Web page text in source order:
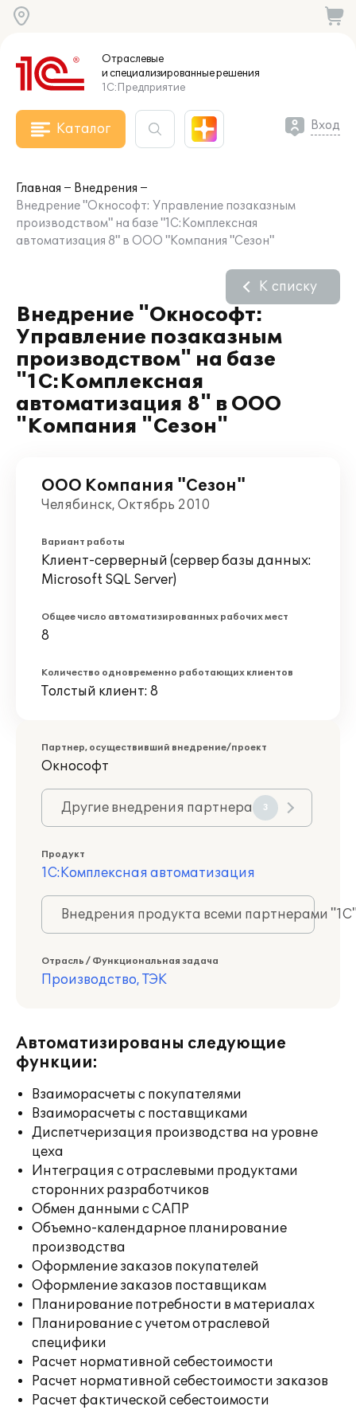
Отраслевые
и специализированныерешения
1С:Предприятие
Каталог Вход
Главная
Внедрения
Внедрение "Окнософт: Управление позаказным
производством" на базе "1С:Комплексная
автоматизация 8" в ООО "Компания "Сезон"
Внедрение "Окнософт:
Управление позаказным
производством" на базе
"1С:Комплексная
автоматизация 8" в ООО
"Компания "Сезон"
К списку
ООО Компания "Сезон"
Челябинск, Октябрь 2010
Вариант работы
Клиент-серверный (сервер базы данных:
Microsoft SQL Server)
Общее число автоматизированных рабочих мест
8
Количество одновременно работающих клиентов
Толстый клиент: 8
Партнер, осуществивший внедрение/проект
Окнософт
Другие внедрения партнера 3
Продукт
1С:Комплексная автоматизация
Внедрения продукта всеми партнерами
Отрасль / Функциональная задача
Производство, ТЭК
Автоматизированы следующие
функции:
Взаиморасчеты с покупателями
Взаиморасчеты с поставщиками
Диспетчеризация производства на уровне
цеха
Интеграция с отраслевыми продуктами
сторонних разработчиков
Обмен данными с САПР
Объемно-календарное планирование
производства
Оформление заказов покупателей
Оформление заказов поставщикам
Планирование потребности в материалах
Планирование с учетом отраслевой
специфики
Расчет нормативной себестоимости
Расчет нормативной себестоимости заказов
Расчет фактической себестоимости